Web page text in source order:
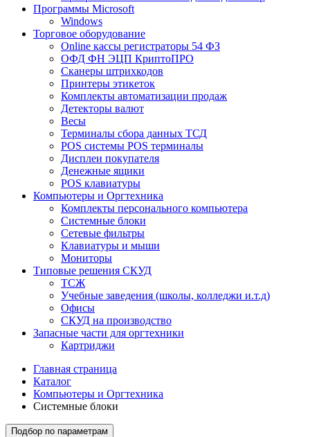
Программы Microsoft
Windows
Торговое оборудование
Online кассы регистраторы 54 ФЗ
ОФД ФН ЭЦП КриптоПРО
Сканеры штрихкодов
Принтеры этикеток
Комплекты автоматизации продаж
Детекторы валют
Весы
Терминалы сбора данных ТСД
POS системы POS терминалы
Дисплеи покупателя
Денежные ящики
POS клавиатуры
Компьютеры и Оргтехника
Комплекты персонального компьютера
Системные блоки
Сетевые фильтры
Клавиатуры и мыши
Мониторы
Типовые решения СКУД
ТСЖ
Учебные заведения (школы, колледжи и.т.д)
Офисы
СКУД на производство
Запасные части для оргтехники
Картриджи
Главная страница
Каталог
Компьютеры и Оргтехника
Системные блоки
Подбор по параметрам